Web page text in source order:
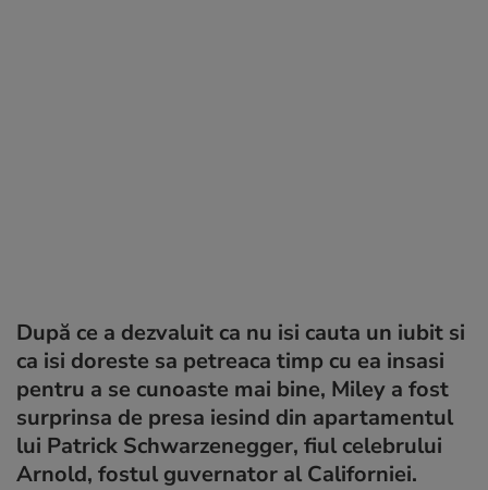
După ce a dezvaluit ca nu isi cauta un iubit si
ca isi doreste sa petreaca timp cu ea insasi
pentru a se cunoaste mai bine, Miley a fost
surprinsa de presa iesind din apartamentul
lui Patrick Schwarzenegger, fiul celebrului
Arnold, fostul guvernator al Californiei.